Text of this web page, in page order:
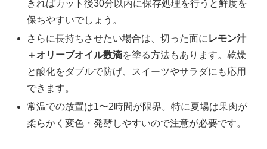
きればカット後30分以内に保存処理を行うと鮮度を
保ちやすいでしょう。
さらに長持ちさせたい場合は、切った面に レモン汁
＋オリーブオイル数滴を塗る方法もあります。乾燥
と酸化をダブルで防げ、スイーツやサラダにも応用
できます。
常温での放置は1〜2時間が限界。特に夏場は果肉が
柔らかく変色・発酵しやすいので注意が必要です。